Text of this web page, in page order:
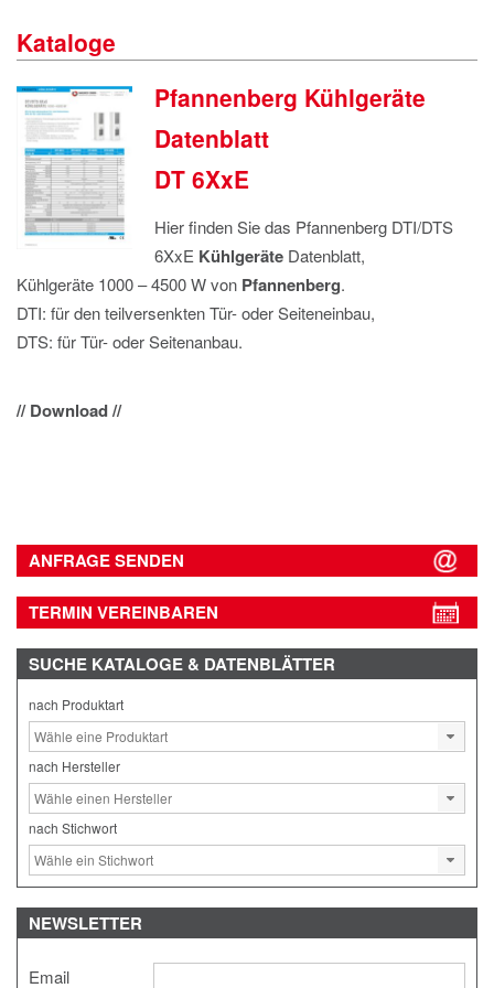
DATENSCHUTZ
Kataloge
Pfannenberg Kühlgeräte
Datenblatt
DT 6XxE
Hier finden Sie das Pfannenberg DTI/DTS
6XxE KühlgeräteDatenblatt,
Kühlgeräte 1000 – 4500 W von Pfannenberg.
DTI: für den teilversenkten Tür- oder Seiteneinbau,
DTS: für Tür- oder Seitenanbau.
// Download //
ANFRAGE SENDEN
TERMIN VEREINBAREN
SUCHE KATALOGE & DATENBLÄTTER
nach Produktart
nach Hersteller
nach Stichwort
NEWSLETTER
Email